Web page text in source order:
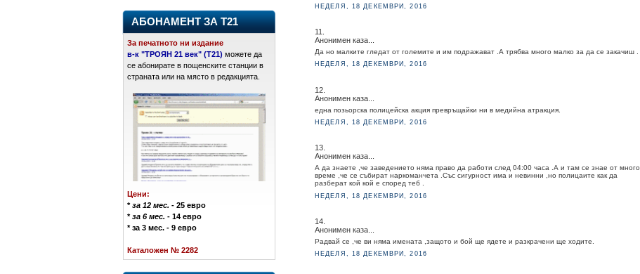
АБОНАМЕНТ ЗА Т21
За печатното ни издание
в-к "ТРОЯН 21 век" (Т21) можете да
се абонирате в пощенските станции в
страната или на място в редакцията.
Цени:
*за 12 мес. - 25 евро
*за 6 мес. - 14 евро
* за 3 мес. - 9 евро
Каталожен № 2282
НЕДЕЛЯ, 18 ДЕКЕМВРИ, 2016
11.
Анонимен каза...
Да но малките гледат от големите и им подражават .А трябва много малко за да се закачиш .
НЕДЕЛЯ, 18 ДЕКЕМВРИ, 2016
12.
Анонимен каза...
една позьорска полицейска акция превръщайки ни в медийна атракция.
НЕДЕЛЯ, 18 ДЕКЕМВРИ, 2016
13.
Анонимен каза...
А да знаете ,че заведението няма право да работи след 04:00 часа .А и там се знае от много
време ,че се събират наркоманчета .Със сигурност има и невинни ,но полицаите как да
разберат кой кой е според теб .
НЕДЕЛЯ, 18 ДЕКЕМВРИ, 2016
14.
Анонимен каза...
Радвай се ,че ви няма имената ,защото и бой ще ядете и разкрачени ще ходите.
НЕДЕЛЯ, 18 ДЕКЕМВРИ, 2016